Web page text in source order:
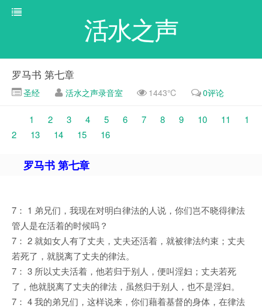
活水之声
罗马书 第七章
圣经 活水之声录音室 1443℃ 0评论
1 2 3 4 5 6 7 8 9 10 11
1
2
13 14 15 16
罗马书 第七章
7： 1 弟兄们，我现在对明白律法的人说，你们岂不晓得律法
管人是在活着的时候吗？
7： 2 就如女人有了丈夫，丈夫还活着，就被律法约束；丈夫
若死了，就脱离了丈夫的律法。
7： 3 所以丈夫活着，他若归于别人，便叫淫妇；丈夫若死
了，他就脱离了丈夫的律法，虽然归于别人，也不是淫妇。
7： 4 我的弟兄们，这样说来，你们藉着基督的身体，在律法